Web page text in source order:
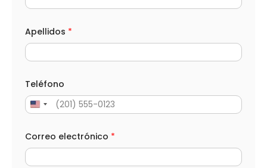
Apellidos *
Teléfono
Correo electrónico *